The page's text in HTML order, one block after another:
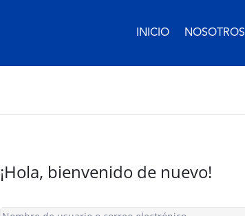
INICIO NOSOTROS
¡Hola, bienvenido de nuevo!